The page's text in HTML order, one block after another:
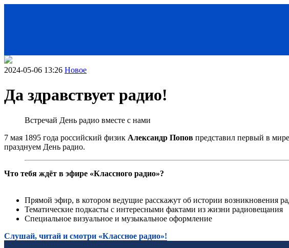
< Назад
2024-05-06 13:26 Новое
Да здравствует радио!
Встречай День радио вместе с нами
7 мая 1895 года российский физик Александр Попов представил первый в
празднуем День радио.
Что тебя ждёт в эфире «Классного радио»?
Прямой эфир, в котором ведущие расскажут об истории возникновения
Тематические подкасты с интересными фактами из жизни радиовещания
Специальное визуальное и музыкальное оформление
Слушай, читай и смотри «Классное радио»!